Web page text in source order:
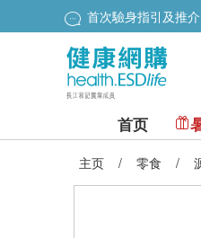
首次驗身指引及推介
首页
主页 / 零食 /